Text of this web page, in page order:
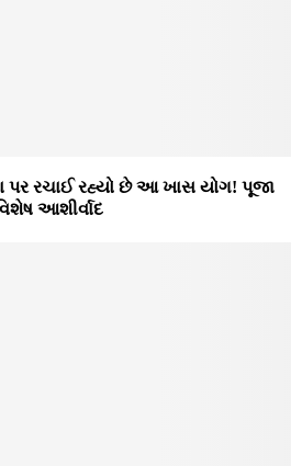
પર રચાઈ રહ્યો છે આ ખાસ યોગ! પૂજા
આશીર્વાદ